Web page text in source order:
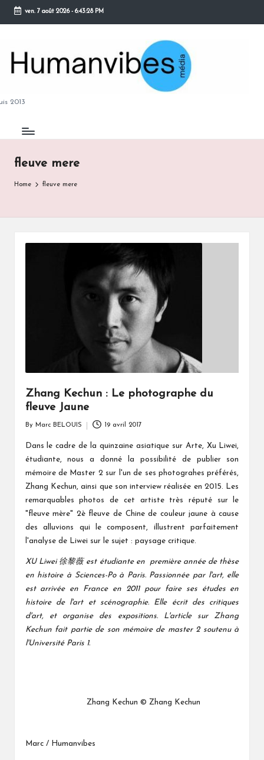
Skip
content
ven. 7 août 2026- 6:43:29 PM
2013
fleuve mere
Home fleuve mere
Zhang Kechun : Le photographe du
fleuve Jaune
by
By Marc BELOUIS 19 avril 2017
Dans le cadre de la quinzaine asiatique sur Arte, Xu Liwei,
étudiante, nous a donné la possibilité de publier son
mémoire de Master 2 sur l'un de ses photograhes préférés,
Zhang Kechun, ainsi que son interview réalisée en 2015. Les
remarquables photos de cet artiste très réputé sur le
"fleuve mère" 2è fleuve de Chine de couleur jaune à cause
des alluvions qui le composent, illustrent parfaitement
l'analyse de Liwei sur le sujet : paysage critique.
XU Liwei 徐黎薇 est étudiante en première année de thèse
en histoire à Sciences-Po à Paris. Passionnée par l'art, elle
est arrivée en France en 2011 pour faire ses études en
histoire de l'art et scénographie. Elle écrit des critiques
d'art, et organise des expositions. L'article sur Zhang
Kechun fait partie de son mémoire de master 2 soutenu à
l'Université Paris 1.
Zhang Kechun © Zhang Kechun
Marc / Humanvibes